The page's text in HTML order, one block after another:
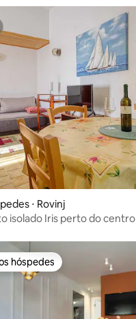
⋅ Rovinj
isolado Iris perto do centro
hóspedes
hóspedes